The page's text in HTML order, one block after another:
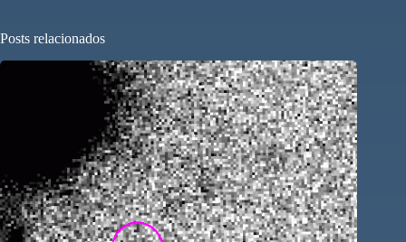
Posts relacionados